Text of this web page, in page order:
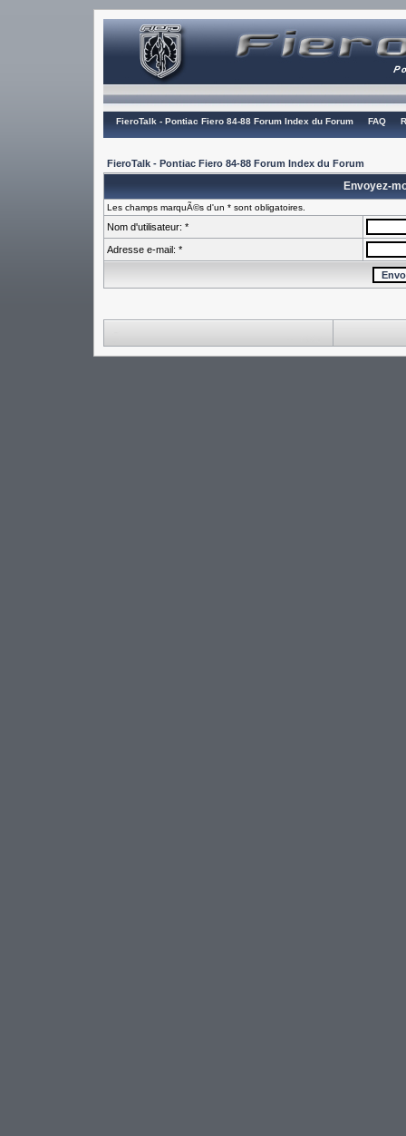
FieroTalk - Pontiac Fiero 84-88 Forum Index du Forum FAQ
FieroTalk - Pontiac Fiero 84-88 Forum Index du Forum
Envoyez-
Les champs marquÃ©s d'un * sont obligatoires.
Nom d'utilisateur: *
Adresse e-mail: *